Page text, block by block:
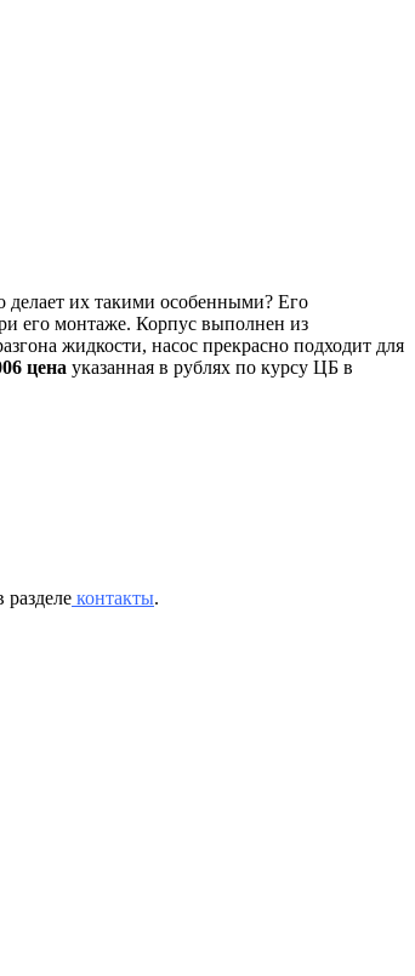
делает их такими особенными? Его
его монтаже. Корпус выполнен из
жидкости, насос прекрасно подходит для
цена указанная в рублях по курсу ЦБ в
контакты.